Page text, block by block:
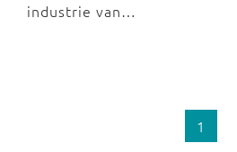
industrie van…
1